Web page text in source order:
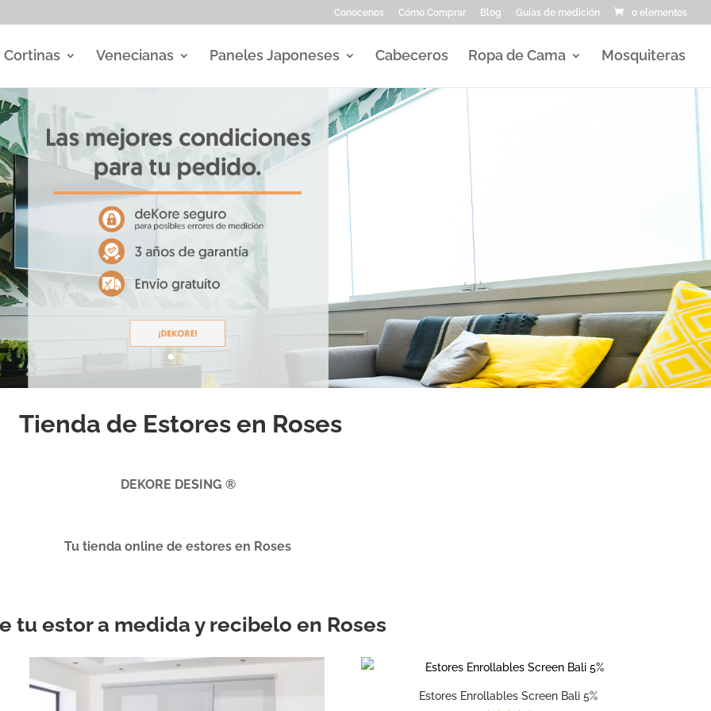
Conocenos Cómo Comprar Blog Guías de medición 0 elementos
Cortinas Venecianas Paneles Japoneses Cabeceros Ropa de Cama Mosquiteras
Tienda de Estores en Roses
DEKORE DESING ®
Tu tienda online de estores en Roses
tu estor a medida y recibelo en Roses
Estores Enrollables Screen Bali 5%